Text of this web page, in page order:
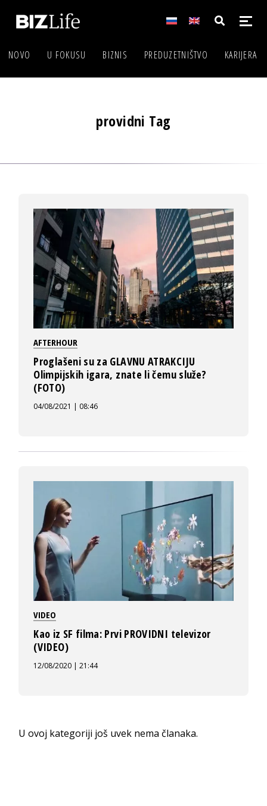
NOVO U FOKUSU BIZNIS PREDUZETNIŠTVO KARIJERA
providni Tag
AFTERHOUR
Proglašeni su za GLAVNU ATRAKCIJU
Olimpijskih igara, znate li čemu služe?
(FOTO)
04/08/2021 | 08:46
VIDEO
Kao iz SF filma: Prvi PROVIDNI televizor
(VIDEO)
12/08/2020 | 21:44
U ovoj kategoriji još uvek nema članaka.